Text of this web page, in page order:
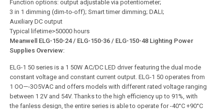
Function options: output adjustable via potentiometer;
3 in 1 dimming (dim-to-off); Smart timer dimming; DALI;
Auxiliary DC output
Typical lifetime>50000 hours
Meanwell ELG-150-24 / ELG-150-36 / ELG-150-48 Lighting Power
Supplies Overview:
ELG-1 50 series is a 1 50W AC/DC LED driver featuring the dual mode
constant voltage and constant current output. ELG-1 50 operates from
1 OO—-3O5VAC and offers models with different rated voltage ranging
between 1 2V and 54V. Thanks to the high efficiency up to 91%, with
the fanless design, the entire series is able to operate for -40°C +90°C